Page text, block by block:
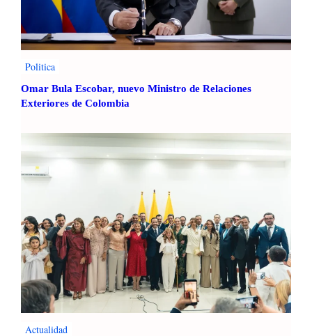
Politica
Omar Bula Escobar, nuevo Ministro de Relaciones
Exteriores de Colombia
Actualidad